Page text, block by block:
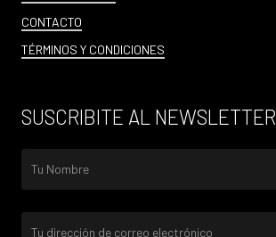
CONTACTO
TÉRMINOS Y CONDICIONES
SUSCRIBITE AL NEWSLETTER